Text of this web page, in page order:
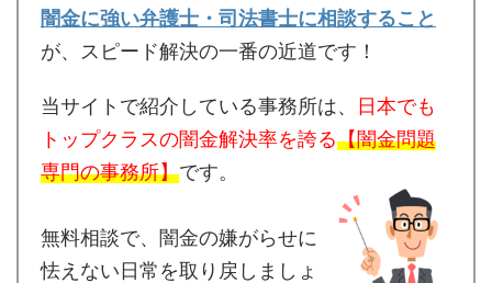
闇金に強い弁護士・司法書士に相談すること
が、スピード解決の一番の近道です！
当サイトで紹介している事務所は、
日本でも
トップクラスの闇金解決率を誇る【闇金問題
専門の事務所】です。
無料相談で、闇金の嫌がらせに
怯えない日常を取り戻しましょ